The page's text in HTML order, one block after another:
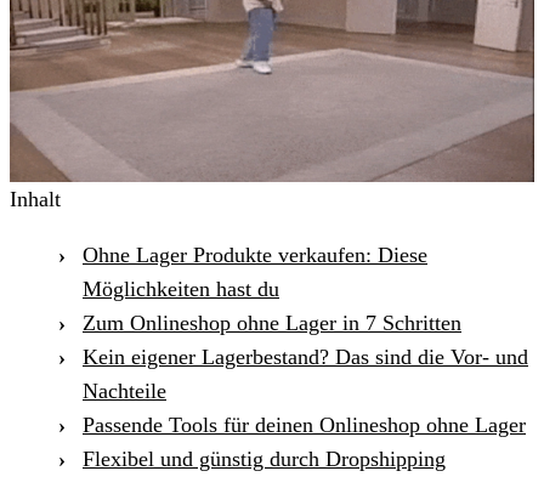
Inhalt
Ohne Lager Produkte verkaufen: Diese
Möglichkeiten hast du
Zum Onlineshop ohne Lager in 7 Schritten
Kein eigener Lagerbestand? Das sind die Vor- und
Nachteile
Passende Tools für deinen Onlineshop ohne Lager
Flexibel und günstig durch Dropshipping